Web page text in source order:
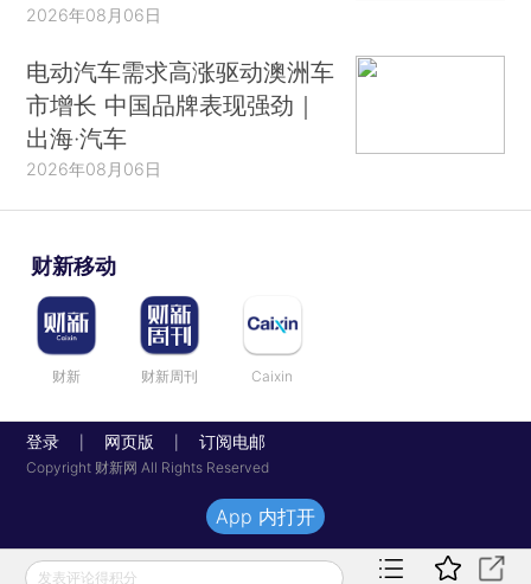
2026年08月06日
电动汽车需求高涨驱动澳洲车
市增长 中国品牌表现强劲｜
出海·汽车
2026年08月06日
财新移动
财新 财新周刊 Caixin
登录 网页版 订阅电邮
Copyright 财新网 All Rights Reserved
发表评论得积分
App 内打开